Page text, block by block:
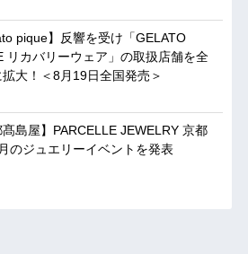
pique】反響を受け「GELATO
リカバリーウェア」の取扱店舗を全
拡大！＜8月19日全国発売＞
髙島屋】PARCELLE JEWELRY 京都
のジュエリーイベントを発表